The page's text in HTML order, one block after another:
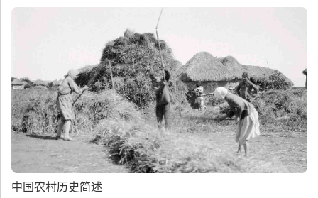
中国农村历史简述